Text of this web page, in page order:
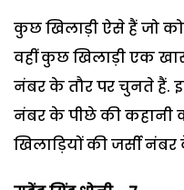
कुछ खिलाड़ी ऐसे हैं जो
वहीं कुछ खिलाड़ी एक
नंबर के तौर पर चुनते हैं.
नंबर के पीछे की कहानी
खिलाड़ियों की जर्सी